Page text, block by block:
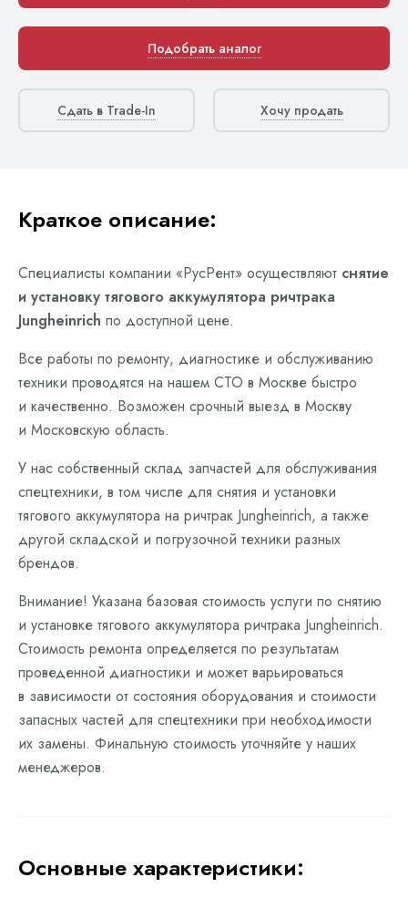
Подобрать аналог
Сдать в Trade-In Хочу продать
Краткое описание:
Специалисты компании «РусРент» осуществляют снятие
и установку тягового аккумулятора ричтрака
Jungheinrich по доступной цене.
Все работы по ремонту, диагностике и обслуживанию
техники проводятся на нашем СТО в Москве быстро
и качественно. Возможен срочный выезд в Москву
и Московскую область.
У нас собственный склад запчастей для обслуживания
спецтехники, в том числе для снятия и установки
тягового аккумулятора на ричтрак Jungheinrich, а также
другой складской и погрузочной техники разных
брендов.
Внимание! Указана базовая стоимость услуги по снятию
и установке тягового аккумулятора ричтрака Jungheinrich.
Стоимость ремонта определяется по результатам
проведенной диагностики и может варьироваться
в зависимости от состояния оборудования и стоимости
запасных частей для спецтехники при необходимости
их замены. Финальную стоимость уточняйте у наших
менеджеров.
Основные характеристики: